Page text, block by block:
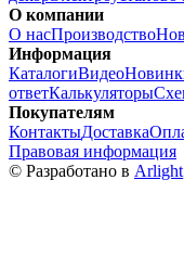
О компании
О насПроизводство
Информация
КаталогиВидео
ответКалькуляторы
Покупателям
КонтактыДоставка
Правовая информация
© Разработано в Arlight